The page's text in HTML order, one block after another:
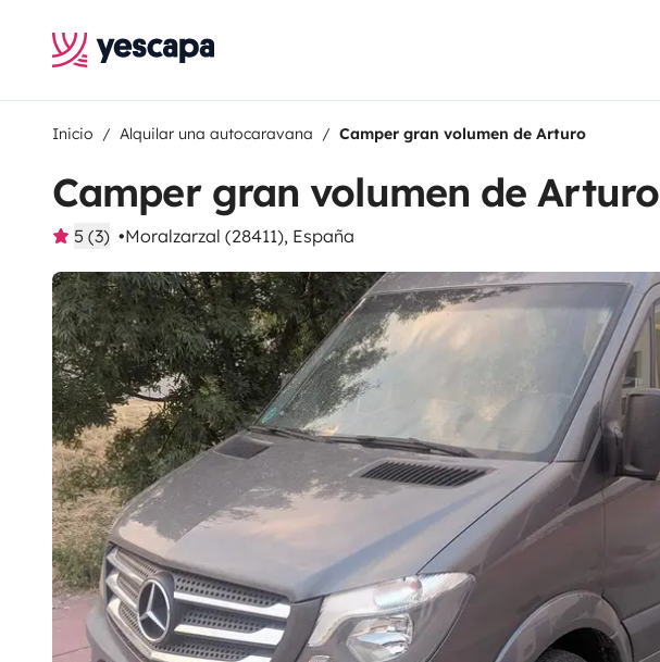
Inicio Alquilar una autocaravana Camper gran volumen de Arturo
Camper gran volumen de Arturo
5 (3) Moralzarzal (28411), España